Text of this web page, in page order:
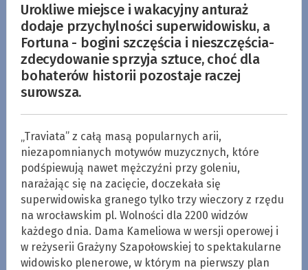
Urokliwe miejsce i wakacyjny anturaż
dodaje przychylności superwidowisku, a
Fortuna - bogini szczęścia i nieszczęścia-
zdecydowanie sprzyja sztuce, choć dla
bohaterów historii pozostaje raczej
surowsza.
„Traviata” z całą masą popularnych arii,
niezapomnianych motywów muzycznych, które
podśpiewują nawet mężczyźni przy goleniu,
narażając się na zacięcie, doczekała się
superwidowiska granego tylko trzy wieczory z rzędu
na wrocławskim pl. Wolności dla 2200 widzów
każdego dnia. Dama Kameliowa w wersji operowej i
w reżyserii Grażyny Szapołowskiej to spektakularne
widowisko plenerowe, w którym na pierwszy plan